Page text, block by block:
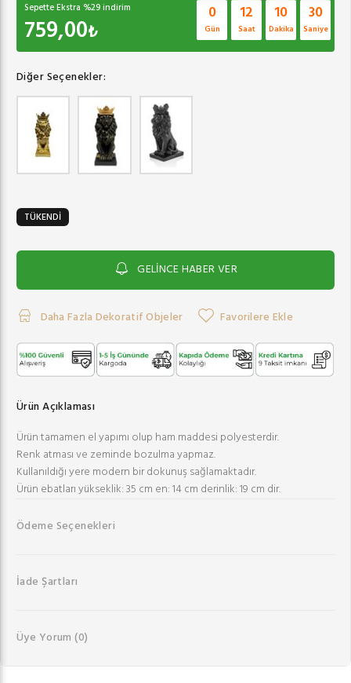
Sepette Ekstra %29indirim
759,00₺
0
Gün
12
Saat
10
Dakika
29
Saniye
Diğer Seçenekler:
TÜKENDİ
GELİNCE HABER VER
Daha Fazla Dekoratif Objeler Favorilere Ekle
Ürün Açıklaması
Ürün tamamen el yapımı olup ham maddesi polyesterdir.
Renk atması ve zeminde bozulma yapmaz.
Kullanıldığı yere modern bir dokunuş sağlamaktadır.
Ürün ebatları yükseklik: 35 cm en: 14 cm derinlik: 19 cm dir.
Ödeme Seçenekleri
İade Şartları
Üye Yorum(0)